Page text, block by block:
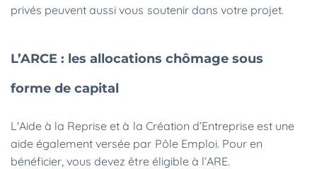
privés peuvent aussi vous soutenir dans votre projet.
L’ARCE : les allocations chômage sous
forme de capital
L'Aide à la Reprise et à la Création d’Entreprise est une
aide également versée par Pôle Emploi. Pour en
bénéficier, vous devez être éligible à l’ARE.